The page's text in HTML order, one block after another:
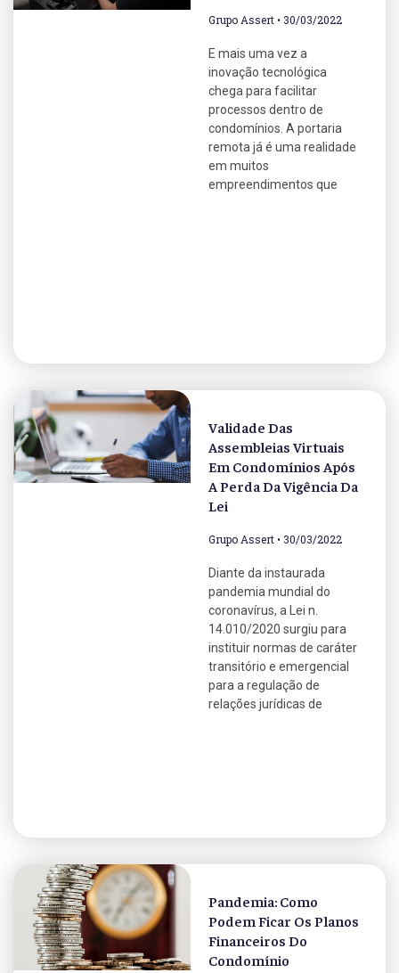
Grupo Assert 30/03/2022
E mais uma vez a
inovação tecnológica
chega para facilitar
processos dentro de
condomínios. A portaria
remota já é uma realidade
em muitos
empreendimentos que
Validade Das
Assembleias Virtuais
Em Condomínios Após
A Perda Da Vigência Da
Lei
Grupo Assert 30/03/2022
Diante da instaurada
pandemia mundial do
coronavírus, a Lei n.
14.010/2020 surgiu para
instituir normas de caráter
transitório e emergencial
para a regulação de
relações jurídicas de
Pandemia: Como
Podem Ficar Os Planos
Financeiros Do
Condomínio